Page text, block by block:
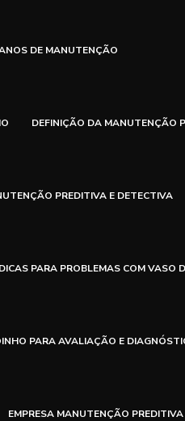
DE MANUTENÇÃO
DEFINIÇÃO DA MANUTENÇÃO
PREDITIVA E DETECTIVA
DICAS PARA PROBLEMAS COM VASO
PARA AVALIAÇÃO E
EMPRESA MANUTENÇÃO